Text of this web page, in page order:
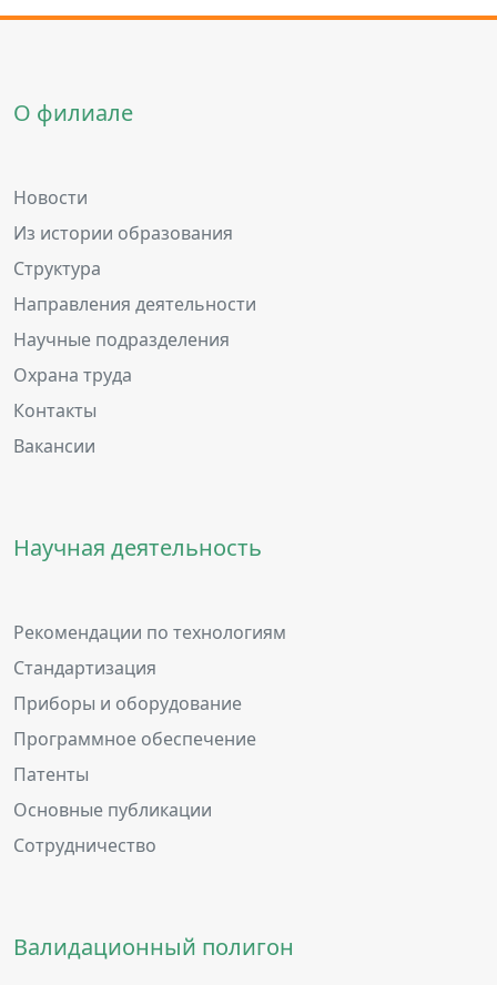
О филиале
Новости
Из истории образования
Структура
Направления деятельности
Научные подразделения
Охрана труда
Контакты
Вакансии
Научная деятельность
Рекомендации по технологиям
Стандартизация
Приборы и оборудование
Программное обеспечение
Патенты
Основные публикации
Сотрудничество
Валидационный полигон